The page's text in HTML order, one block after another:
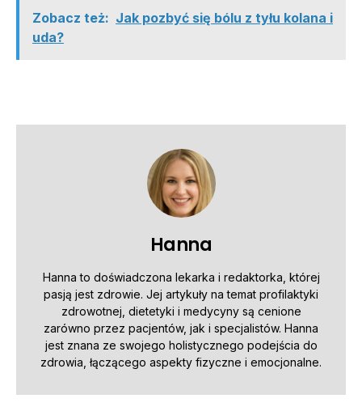
Zobacz też: Jak pozbyć się bólu z tyłu kolana i
uda?
Hanna
Hanna to doświadczona lekarka i redaktorka, której
pasją jest zdrowie. Jej artykuły na temat profilaktyki
zdrowotnej, dietetyki i medycyny są cenione
zarówno przez pacjentów, jak i specjalistów. Hanna
jest znana ze swojego holistycznego podejścia do
zdrowia, łączącego aspekty fizyczne i emocjonalne.